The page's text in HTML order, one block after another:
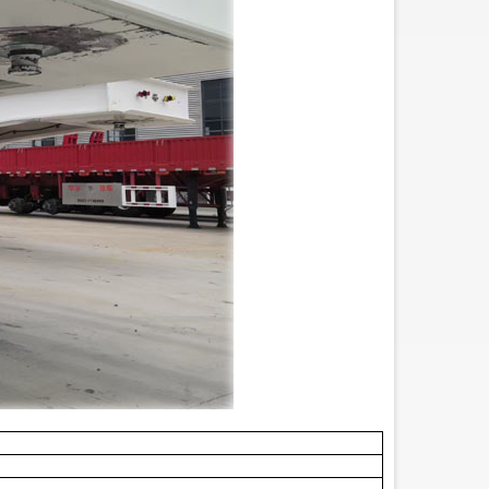
тонный гидравлический
прицеп
стойкой
SUNSKY VEHICLE,
производитель бортовых